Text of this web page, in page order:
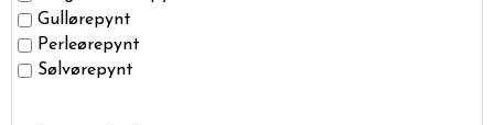
Gullørepynt
Perleørepynt
Sølvørepynt